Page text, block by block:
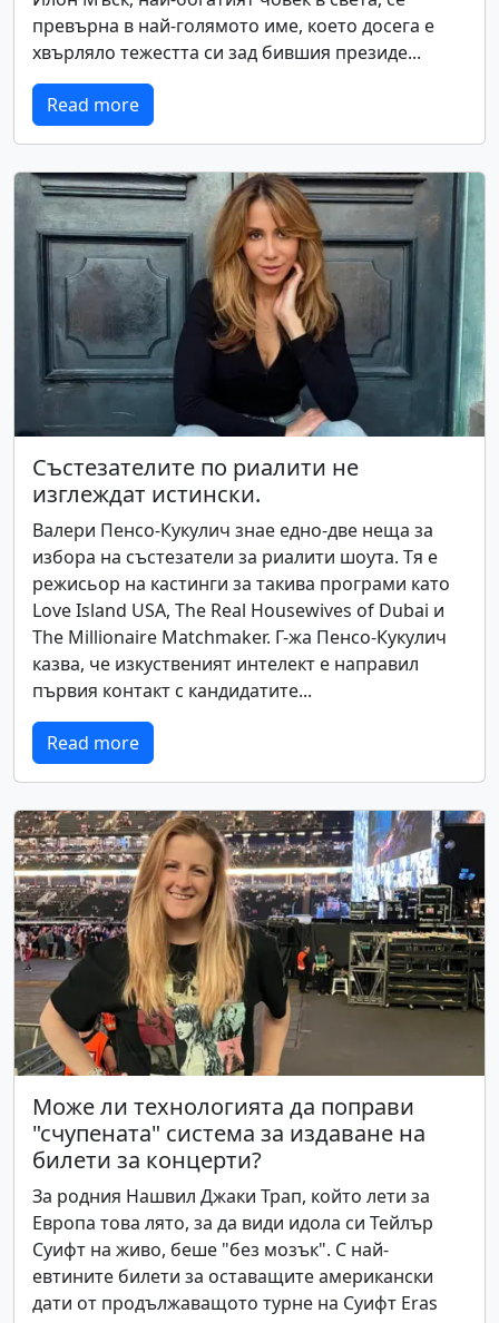
превърна в най-голямото име, което досега е
хвърляло тежестта си зад бившия президе...
Read more
Състезателите по риалити не
изглеждат истински.
Валери Пенсо-Кукулич знае едно-две неща за
избора на състезатели за риалити шоута. Тя е
режисьор на кастинги за такива програми като
Love Island USA, The Real Housewives of Dubai и
The Millionaire Matchmaker. Г-жа Пенсо-Кукулич
казва, че изкуственият интелект е направил
първия контакт с кандидатите...
Read more
Може ли технологията да поправи
"счупената" система за издаване на
билети за концерти?
За родния Нашвил Джаки Трап, който лети за
Европа това лято, за да види идола си Тейлър
Суифт на живо, беше "без мозък". С най-
евтините билети за оставащите американски
дати от продължаващото турне на Суифт Eras